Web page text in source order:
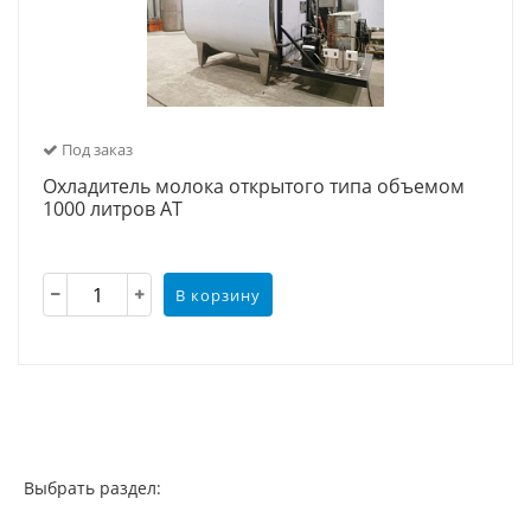
Под заказ
Охладитель молока открытого типа объемом
1000 литров АТ
В корзину
Выбрать раздел: